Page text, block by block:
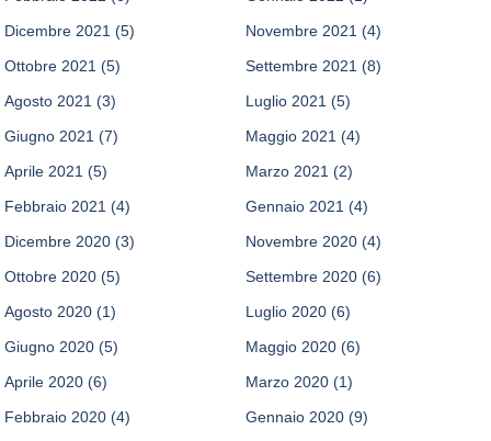
Dicembre 2021 (5) Novembre 2021 (4)
Ottobre 2021 (5) Settembre 2021 (8)
Agosto 2021 (3) Luglio 2021 (5)
Giugno 2021 (7) Maggio 2021 (4)
Aprile 2021 (5) Marzo 2021 (2)
Febbraio 2021 (4) Gennaio 2021 (4)
Dicembre 2020 (3) Novembre 2020 (4)
Ottobre 2020 (5) Settembre 2020 (6)
Agosto 2020 (1) Luglio 2020 (6)
Giugno 2020 (5) Maggio 2020 (6)
Aprile 2020 (6) Marzo 2020 (1)
Febbraio 2020 (4) Gennaio 2020 (9)